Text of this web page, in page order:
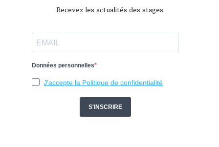
Recevez les actualités des stages